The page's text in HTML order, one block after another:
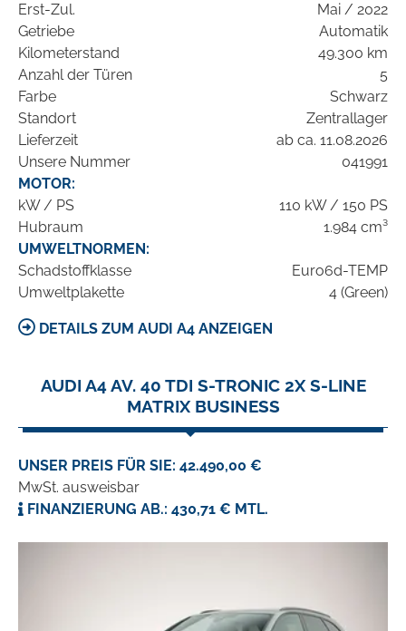
Erst-Zul.
Mai / 2022
Getriebe
Automatik
Kilometerstand
49.300 km
Anzahl der Türen
5
Farbe
Schwarz
Standort
Zentrallager
Lieferzeit
ab ca. 11.08.2026
Unsere Nummer
041991
MOTOR:
kW / PS
110 kW / 150 PS
Hubraum
1.984 cm³
UMWELTNORMEN:
Schadstoffklasse
Euro6d-TEMP
Umweltplakette
4 (Green)
DETAILS ZUM AUDI A4 ANZEIGEN
AUDI A4 AV. 40 TDI S-TRONIC 2X S-LINE
MATRIX BUSINESS
UNSER PREIS FÜR SIE: 42.490,00 €
MwSt. ausweisbar
FINANZIERUNG AB.: 430,71 € MTL.